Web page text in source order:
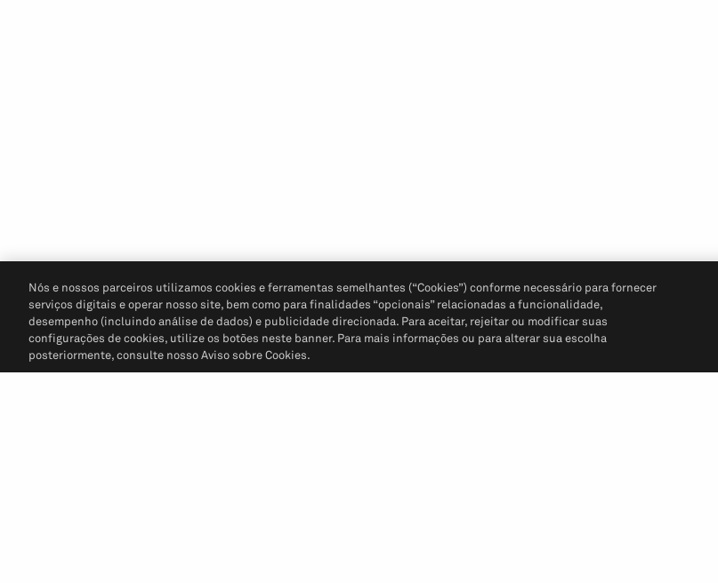
Nós e nossos parceiros utilizamos cookies e ferramentas semelhantes (“Cookies”) conforme necessário para fornecer
serviços digitais e operar nosso site, bem como para finalidades “opcionais” relacionadas a funcionalidade,
desempenho (incluindo análise de dados) e publicidade direcionada. Para aceitar, rejeitar ou modificar suas
configurações de cookies, utilize os botões neste banner. Para mais informações ou para alterar sua escolha
posteriormente, consulte nosso Aviso sobre Cookies.